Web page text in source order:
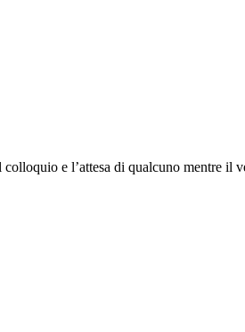
e l’attesa di qualcuno mentre il